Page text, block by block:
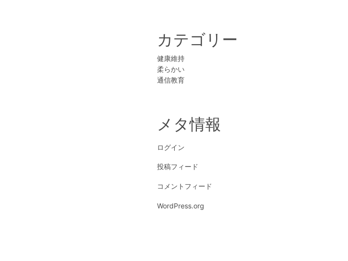
カテゴリー
健康維持
柔らかい
通信教育
メタ情報
ログイン
投稿フィード
コメントフィード
WordPress.org